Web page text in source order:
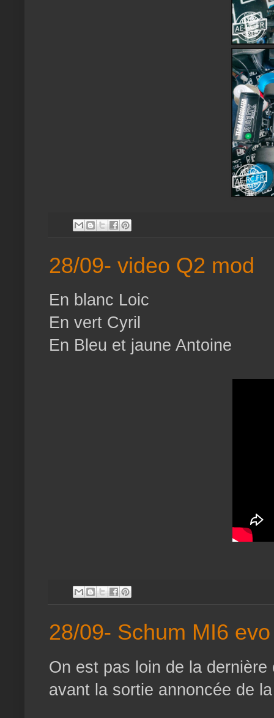
28/09- video Q2 mod
En blanc Loic
En vert Cyril
En Bleu et jaune Antoine
28/09- Schum MI6
On est pas loin de la
avant la sortie annoncée de